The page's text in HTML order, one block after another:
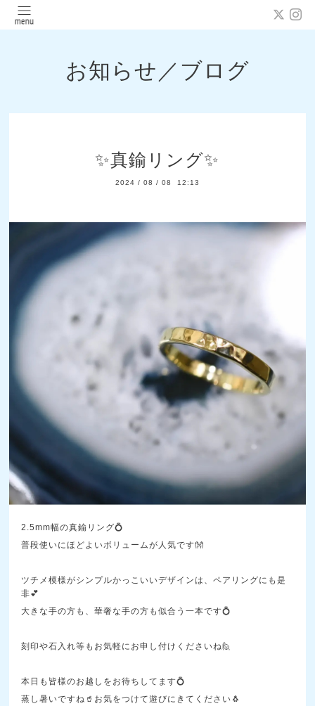
お知らせ／ブログ
✨️真鍮リング✨️
2024 / 08 / 08 12:13
2.5mm幅の真鍮リング💍
普段使いにほどよいボリュームが人気です👐
ツチメ模様がシンプルかっこいいデザインは、ペアリングにも是
非💕
大きな手の方も、華奢な手の方も似合う一本です💍
刻印や石入れ等もお気軽にお申し付けくださいね🙋
本日も皆様のお越しをお待ちしてます💍
蒸し暑いですね🥤お気をつけて遊びにきてください🐧